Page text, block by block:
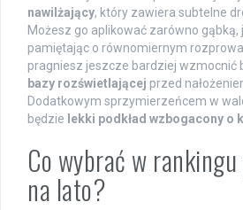
nawilżający, który zawiera subtelne
Możesz go aplikować zarówno gąbką,
pamiętając o równomiernym
pragniesz jeszcze bardziej wzmocnić
bazy rozświetlającej przed
Dodatkowym sprzymierzeńcem w
będzie lekki podkład wzbogacony o
Co wybrać w rankingu
na lato?